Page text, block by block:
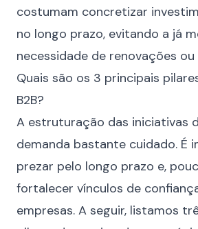
costumam concretizar
no longo prazo, evitando a já
necessidade de renovações
Quais são os 3 principais
B2B?
A estruturação das iniciativas
demanda bastante cuidado. É
prezar pelo longo prazo e,
fortalecer vínculos de
empresas. A seguir, listamos